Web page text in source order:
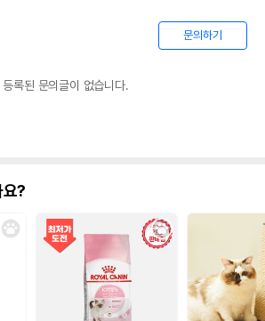
문의하기
등록된 문의글이 없습니다.
요?